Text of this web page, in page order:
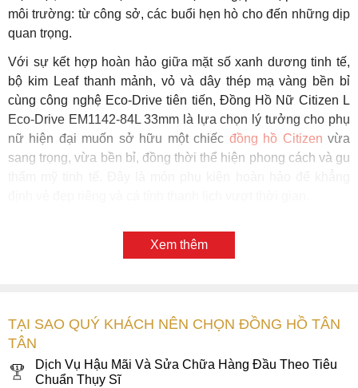
môi trường: từ công sở, các buổi hẹn hò cho đến những dịp
quan trọng.
Với sự kết hợp hoàn hảo giữa mặt số xanh dương tinh tế,
bộ kim Leaf thanh mảnh, vỏ và dây thép mạ vàng bền bỉ
cùng công nghệ Eco-Drive tiên tiến, Đồng Hồ Nữ Citizen L
Eco-Drive EM1142-84L 33mm là lựa chọn lý tưởng cho phụ
nữ hiện đại muốn sở hữu một chiếc đồng hồ Citizen vừa
sang trọng, vừa bền bỉ, đồng thời thể hiện phong cách và gu
Xem thêm
TẠI SAO QUÝ KHÁCH NÊN CHỌN ĐỒNG HỒ TÂN
TÂN
Dịch Vụ Hậu Mãi Và Sửa Chữa Hàng Đầu Theo Tiêu
Chuẩn Thụy Sĩ